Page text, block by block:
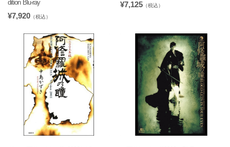
dition Blu-ray
¥7,920 （税込）
¥7,125 （税込）